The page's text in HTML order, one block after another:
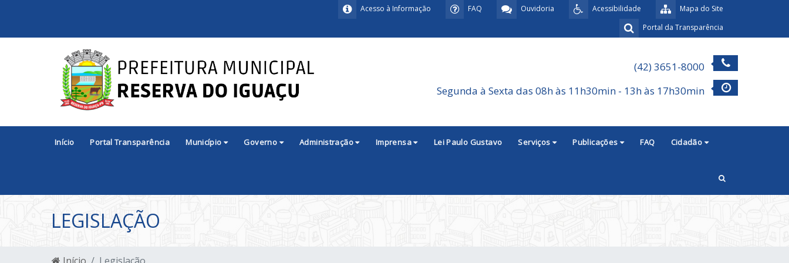
Mapa do Site
Acessibilidade
Ouvidoria
FAQ
Acesso à Informação
Portal da Transparência
(42) 3651-8000
Segunda à Sexta das 08h às 11h30min - 13h às 17h30min
Início Portal Transparência Município Governo Administração Imprensa Lei Paulo Gustavo Serviços Publicações FAQ Cidadão
LEGISLAÇÃO
Início Legislação